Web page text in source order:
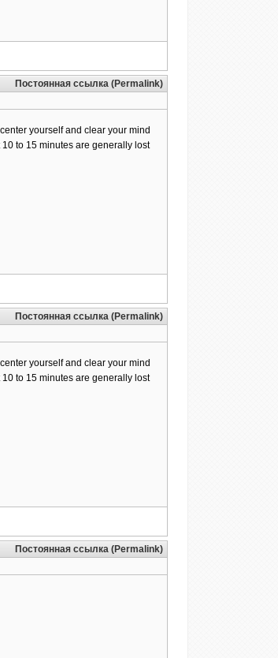
Постоянная ссылка (Permalink)
yourself and clear your mind
to 15 minutes are generally lost
Постоянная ссылка (Permalink)
yourself and clear your mind
to 15 minutes are generally lost
Постоянная ссылка (Permalink)